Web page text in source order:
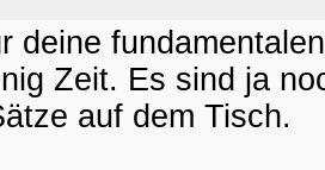
deine
Zeit. Es sind ja
auf dem Tisch.